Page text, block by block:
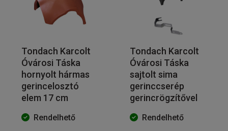
Tondach Karcolt
Óvárosi Táska
hornyolt hármas
gerincelosztó
elem 17 cm
Rendelhető
Tondach Karcolt
Óvárosi Táska
sajtolt sima
gerinccserép
gerincrögzítővel
Rendelhető